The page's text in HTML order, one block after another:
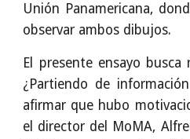
Unión Panamericana,
observar ambos dibujos.
El presente ensayo
¿Partiendo de
afirmar que hubo
el director del MoMA,